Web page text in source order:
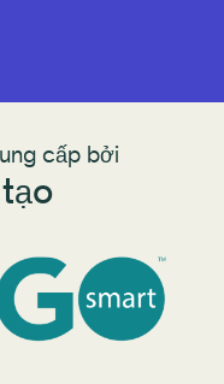
cấp bởi